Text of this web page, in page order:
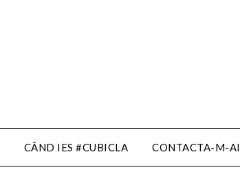
CÂND IES #CUBICLA CONTACTA-M-AI